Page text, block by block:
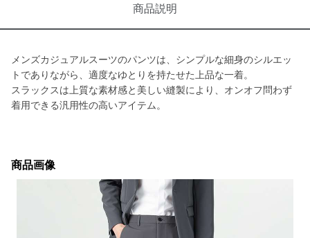
商品説明
メンズカジュアルスーツのパンツは、シンプルな細身のシルエッ
トでありながら、適度なゆとりを持たせた上品な一着。
スラックスは上質な素材感と美しい縫製により、オンオフ問わず
着用できる汎用性の高いアイテム。
商品画像